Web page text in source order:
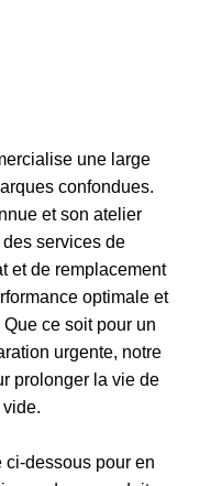
une large
confondues.
et son atelier
services de
et de remplacement
optimale et
ce soit pour un
urgente, notre
prolonger la vie de
ci-dessous pour en